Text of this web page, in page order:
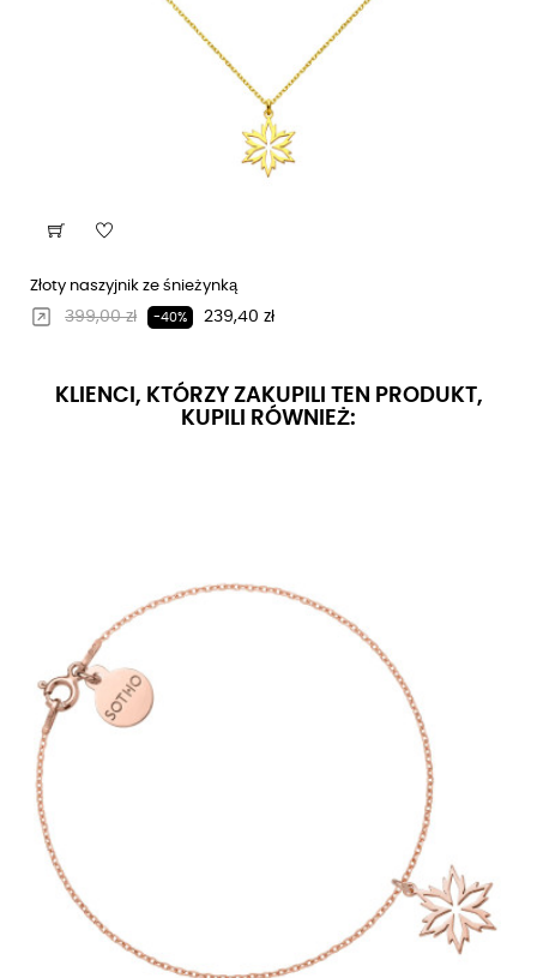
Złoty naszyjnik ze śnieżynką
Regularna cena
399,00 zł -40% Cena
239,40 zł
KLIENCI, KTÓRZY ZAKUPILI TEN PRODUKT,
KUPILI RÓWNIEŻ: